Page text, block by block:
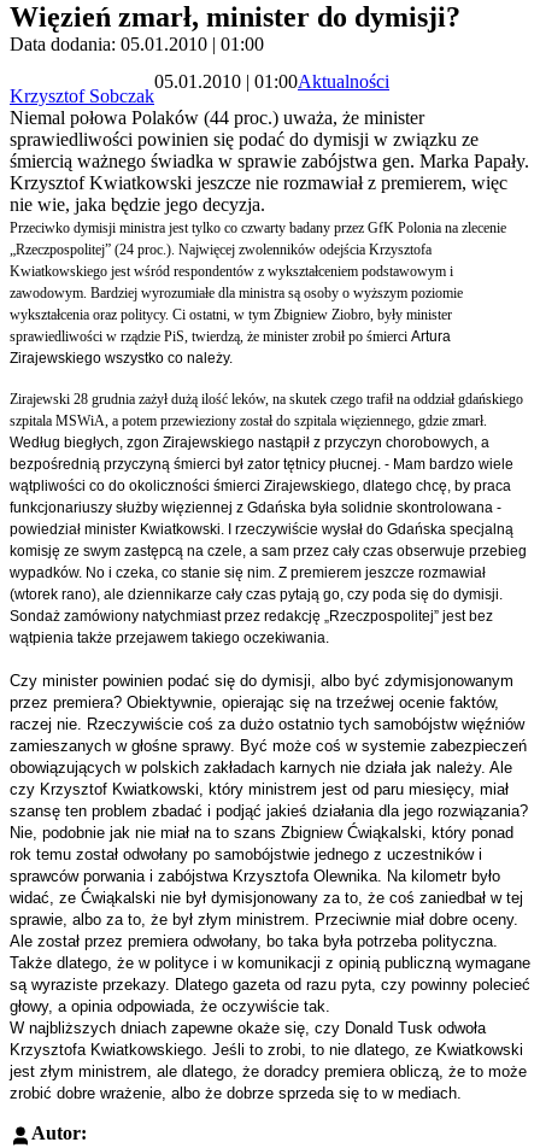
Więzień zmarł, minister do dymisji?
Data dodania: 05.01.2010 | 01:00
Krzysztof Sobczak
05.01.2010 | 01:00Aktualności
Niemal połowa Polaków (44 proc.) uważa, że minister
sprawiedliwości powinien się podać do dymisji w związku ze
śmiercią ważnego świadka w sprawie zabójstwa gen. Marka Papały.
Krzysztof Kwiatkowski jeszcze nie rozmawiał z premierem, więc
nie wie, jaka będzie jego decyzja.
Przeciwko dymisji ministra jest tylko co czwarty badany przez GfK Polonia na zlecenie
„Rzeczpospolitej” (24 proc.). Najwięcej zwolenników odejścia Krzysztofa
Kwiatkowskiego jest wśród respondentów z wykształceniem podstawowym i
zawodowym. Bardziej wyrozumiałe dla ministra są osoby o wyższym poziomie
wykształcenia oraz politycy. Ci ostatni, w tym Zbigniew Ziobro, były minister
sprawiedliwości w rządzie PiS, twierdzą, że minister zrobił po śmierci Artura
Zirajewskiego wszystko co należy.
Zirajewski 28 grudnia zażył dużą ilość leków, na skutek czego trafił na oddział gdańskiego
szpitala MSWiA, a potem przewieziony został do szpitala więziennego, gdzie zmarł.
Według biegłych, zgon Zirajewskiego nastąpił z przyczyn chorobowych, a
bezpośrednią przyczyną śmierci był zator tętnicy płucnej. - Mam bardzo wiele
wątpliwości co do okoliczności śmierci Zirajewskiego, dlatego chcę, by praca
funkcjonariuszy służby więziennej z Gdańska była solidnie skontrolowana -
powiedział minister Kwiatkowski. I rzeczywiście wysłał do Gdańska specjalną
komisję ze swym zastępcą na czele, a sam przez cały czas obserwuje przebieg
wypadków. No i czeka, co stanie się nim. Z premierem jeszcze rozmawiał
(wtorek rano), ale dziennikarze cały czas pytają go, czy poda się do dymisji.
Sondaż zamówiony natychmiast przez redakcję „Rzeczpospolitej” jest bez
wątpienia także przejawem takiego oczekiwania.
Czy minister powinien podać się do dymisji, albo być zdymisjonowanym
przez premiera? Obiektywnie, opierając się na trzeźwej ocenie faktów,
raczej nie. Rzeczywiście coś za dużo ostatnio tych samobójstw więźniów
zamieszanych w głośne sprawy. Być może coś w systemie zabezpieczeń
obowiązujących w polskich zakładach karnych nie działa jak należy. Ale
czy Krzysztof Kwiatkowski, który ministrem jest od paru miesięcy, miał
szansę ten problem zbadać i podjąć jakieś działania dla jego rozwiązania?
Nie, podobnie jak nie miał na to szans Zbigniew Ćwiąkalski, który ponad
rok temu został odwołany po samobójstwie jednego z uczestników i
sprawców porwania i zabójstwa Krzysztofa Olewnika. Na kilometr było
widać, ze Ćwiąkalski nie był dymisjonowany za to, że coś zaniedbał w tej
sprawie, albo za to, że był złym ministrem. Przeciwnie miał dobre oceny.
Ale został przez premiera odwołany, bo taka była potrzeba polityczna.
Także dlatego, że w polityce i w komunikacji z opinią publiczną wymagane
są wyraziste przekazy. Dlatego gazeta od razu pyta, czy powinny polecieć
głowy, a opinia odpowiada, że oczywiście tak.
W najbliższych dniach zapewne okaże się, czy Donald Tusk odwoła
Krzysztofa Kwiatkowskiego. Jeśli to zrobi, to nie dlatego, ze Kwiatkowski
jest złym ministrem, ale dlatego, że doradcy premiera obliczą, że to może
zrobić dobre wrażenie, albo że dobrze sprzeda się to w mediach.
Autor: